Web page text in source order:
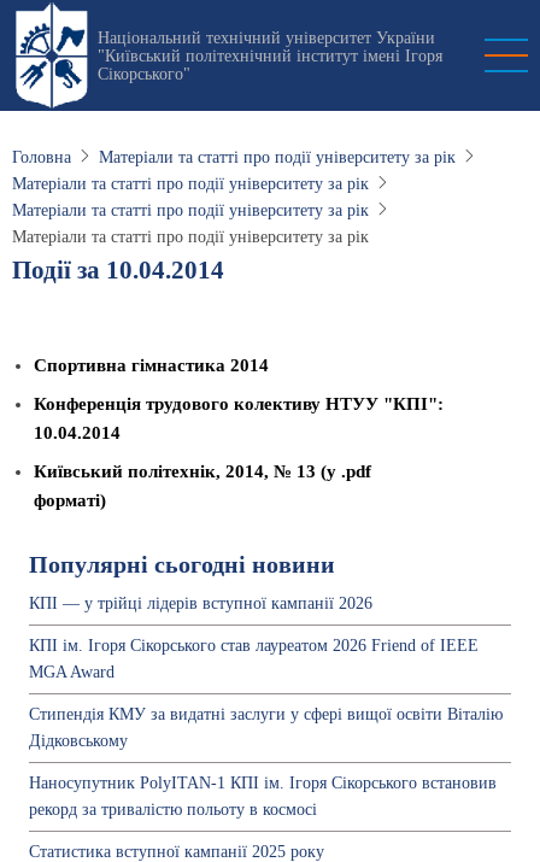
Перейти
основного
вмісту
Національний технічний університет України
"Київський політехнічний інститут імені Ігоря
Сікорського"
Головна
Матеріали та статті про події університету за рік
Матеріали та статті про події університету за рік
Матеріали та статті про події університету за рік
Матеріали та статті про події університету за рік
Події за 10.04.2014
Спортивна гімнастика 2014
Конференція трудового колективу НТУУ "КПІ":
10.04.2014
Київський політехнік, 2014, № 13 (у .pdf
форматі)
Популярні сьогодні новини
КПІ — у трійці лідерів вступної кампанії 2026
КПІ ім. Ігоря Сікорського став лауреатом 2026 Friend of IEEE
MGA Award
Стипендія КМУ за видатні заслуги у сфері вищої освіти Віталію
Дідковському
Наносупутник PolyITAN-1 КПІ ім. Ігоря Сікорського встановив
рекорд за тривалістю польоту в космосі
Статистика вступної кампанії 2025 року